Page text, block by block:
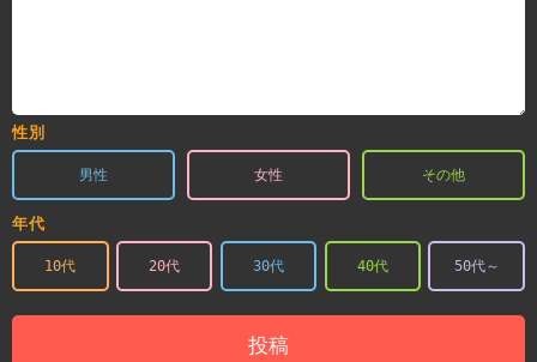
性別
男性 女性 その他
年代
10代 20代 30代 40代 50代～
投稿